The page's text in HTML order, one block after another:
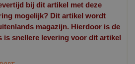
bij dit artikel met deze
mogelijk? Dit artikel wordt
magazijn. Hierdoor is de
is snellere levering voor dit artikel